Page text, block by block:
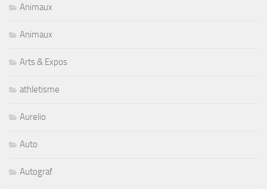
Animaux
Animaux
Arts & Expos
athletisme
Aurelio
Auto
Autograf